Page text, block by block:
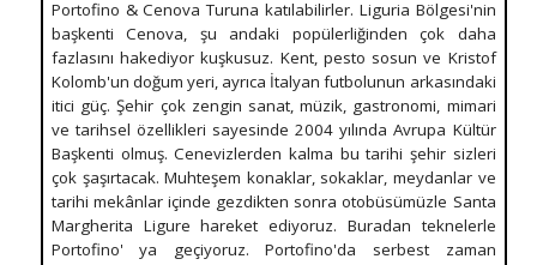
Portofino & Cenova Turuna katılabilirler. Liguria Bölgesi'nin
başkenti Cenova, şu andaki popülerliğinden çok daha
fazlasını hakediyor kuşkusuz. Kent, pesto sosun ve Kristof
Kolomb'un doğum yeri, ayrıca İtalyan futbolunun arkasındaki
itici güç. Şehir çok zengin sanat, müzik, gastronomi, mimari
ve tarihsel özellikleri sayesinde 2004 yılında Avrupa Kültür
Başkenti olmuş. Cenevizlerden kalma bu tarihi şehir sizleri
çok şaşırtacak. Muhteşem konaklar, sokaklar, meydanlar ve
tarihi mekânlar içinde gezdikten sonra otobüsümüzle Santa
Margherita Ligure hareket ediyoruz. Buradan teknelerle
Portofino' ya geçiyoruz. Portofino'da serbest zaman